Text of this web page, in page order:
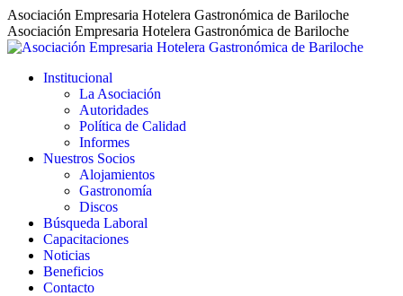
Saltar
al
contenido
Asociación Empresaria Hotelera Gastronómica de Bariloche
Asociación Empresaria Hotelera Gastronómica de Bariloche
Institucional
La Asociación
Autoridades
Política de Calidad
Informes
Nuestros Socios
Alojamientos
Gastronomía
Discos
Búsqueda Laboral
Capacitaciones
Noticias
Beneficios
Contacto